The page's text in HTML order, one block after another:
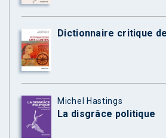
Dictionnaire critique
Michel Hastings
La disgrâce politique